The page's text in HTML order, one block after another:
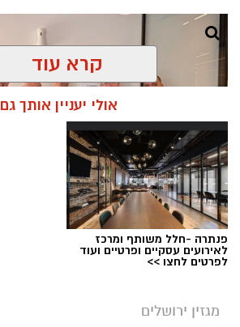
מערכת ירושלים נט / 08:48 10.08.26
קרא עוד
אולי יעניין אותך גם
פנתרה -חלל משותף ומרכז
לאירועים עסקיים ופרטיים ועוד
לפרטים לחצו >>
מגזין ירושלים